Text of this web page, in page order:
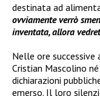
destinata ad
ovviamente verrò
inventata, allora
Nelle ore successive
Cristian Mascolino
dichiarazioni
emerso. Il loro